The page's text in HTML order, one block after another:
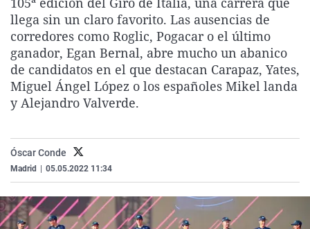
La rosa de los vientos
Gente viajera
Como el perro y el
Caso
Retornados
Equipo de
Operación Viuda
Extremadura
Galicia
La Rioja
Navarra
Virales
Televisión
Elecciones
llega sin un claro favorito. Las ausencias de
corredores como Roglic, Pogacar o el último
ganador, Egan Bernal, abre mucho un abanico
de candidatos en el que destacan Carapaz, Yates,
Miguel Ángel López o los españoles Mikel landa
y Alejandro Valverde.
Óscar Conde
Madrid 05.05.2022 11:34